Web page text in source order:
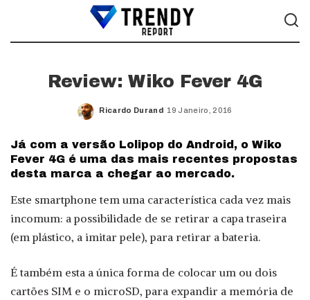
Review: Wiko Fever 4G
Posted
Ricardo Durand 19 Janeiro, 2016
Já com a versão Lolipop do Android, o Wiko
Fever 4G é uma das mais recentes propostas
desta marca a chegar ao mercado.
Este smartphone tem uma característica cada vez mais
incomum: a possibilidade de se retirar a capa traseira
(em plástico, a imitar pele), para retirar a bateria.
É também esta a única forma de colocar um ou dois
cartões SIM e o microSD, para expandir a memória de